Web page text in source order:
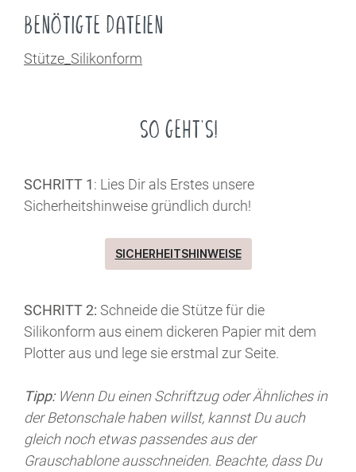
BENÖTIGTE DATEIEN
Stütze_Silikonform
SO GEHT'S!
SCHRITT 1: Lies Dir als Erstes unsere
Sicherheitshinweise gründlich durch!
SICHERHEITSHINWEISE
SCHRITT 2: Schneide die Stütze für die
Silikonform aus einem dickeren Papier mit dem
Plotter aus und lege sie erstmal zur Seite.
Tipp:Wenn Du einen Schriftzug oder Ähnliches in
der Betonschale haben willst, kannst Du auch
gleich noch etwas passendes aus der
Grauschablone ausschneiden. Beachte, dass Du